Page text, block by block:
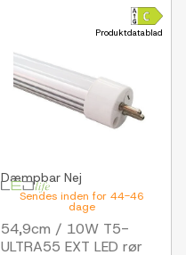
Produktdatablad
Sendes inden for 44-46
dage
Dæmpbar Nej
54,9cm / 10W T5-
ULTRA55 EXT LED rør